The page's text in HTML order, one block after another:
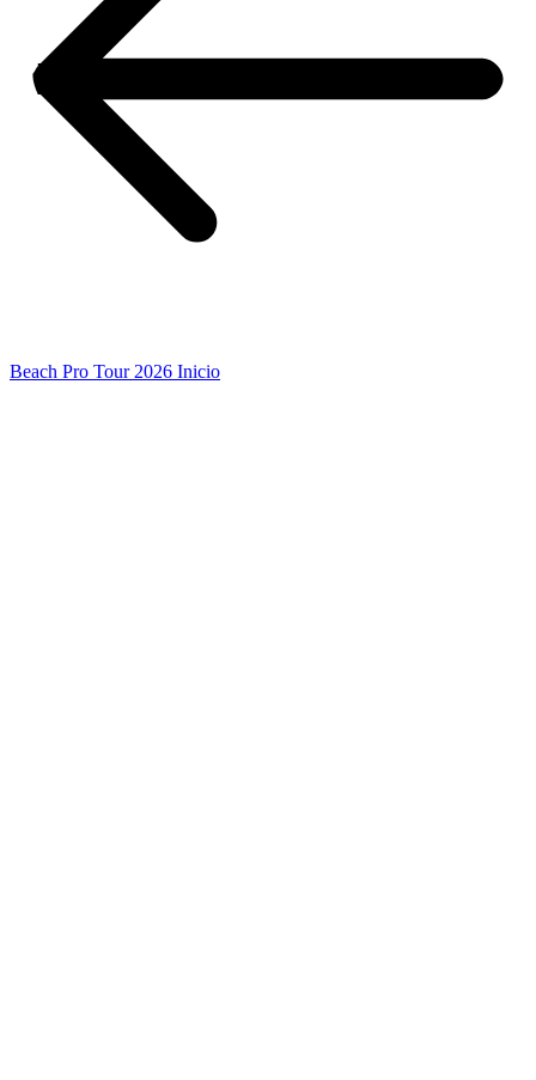
Beach Pro Tour 2026 Inicio